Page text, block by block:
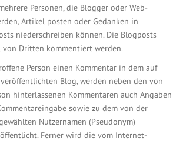
Personen, die Blogger oder Web-
Artikel posten oder Gedanken in
niederschreiben können. Die Blogposts
von Dritten kommentiert werden.
Person einen Kommentar in dem auf
Blog, werden neben den von
hinterlassenen Kommentaren auch Angaben
sowie zu dem von der
Nutzernamen (Pseudonym)
Ferner wird die vom Internet-